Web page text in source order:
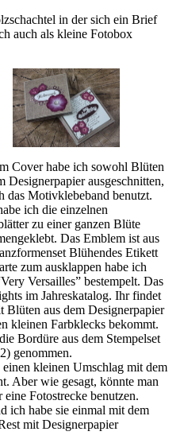
in der sich ein Brief
auch als kleine Fotobox
Cover habe ich sowohl Blüten
Designerpapier ausgeschnitten,
das Motivklebeband benutzt.
ich die einzelnen
zu einer ganzen Blüte
Das Emblem ist aus
Blühendes Etikett
zum ausklappen habe ich
Versailles” bestempelt. Das
im Jahreskatalog. Ihr findet
Blüten aus dem Designerpapier
kleinen Farbklecks bekommt.
Bordüre aus dem Stempelset
genommen.
kleinen Umschlag mit dem
Aber wie gesagt, könnte man
Fotostrecke benutzen.
ich habe sie einmal mit dem
mit Designerpapier